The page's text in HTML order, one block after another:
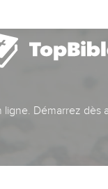
Démarrez